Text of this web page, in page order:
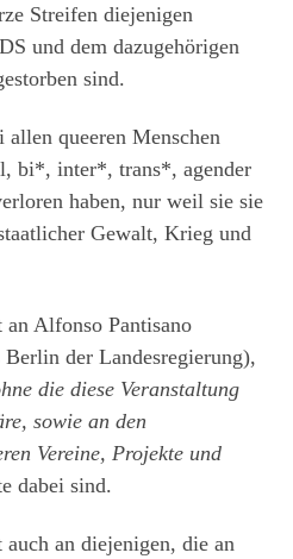
Streifen diejenigen
und dem dazugehörigen
sind.
allen queeren Menschen
bi*, inter*, trans*, agender
haben, nur weil sie sie
Gewalt, Krieg und
an Alfonso Pantisano
der Landesregierung),
die diese Veranstaltung
sowie an den
Vereine, Projekte und
dabei sind.
an diejenigen, die an